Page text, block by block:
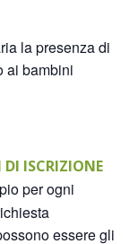
la presenza di
ai bambini
DI ISCRIZIONE
per ogni
essere gli